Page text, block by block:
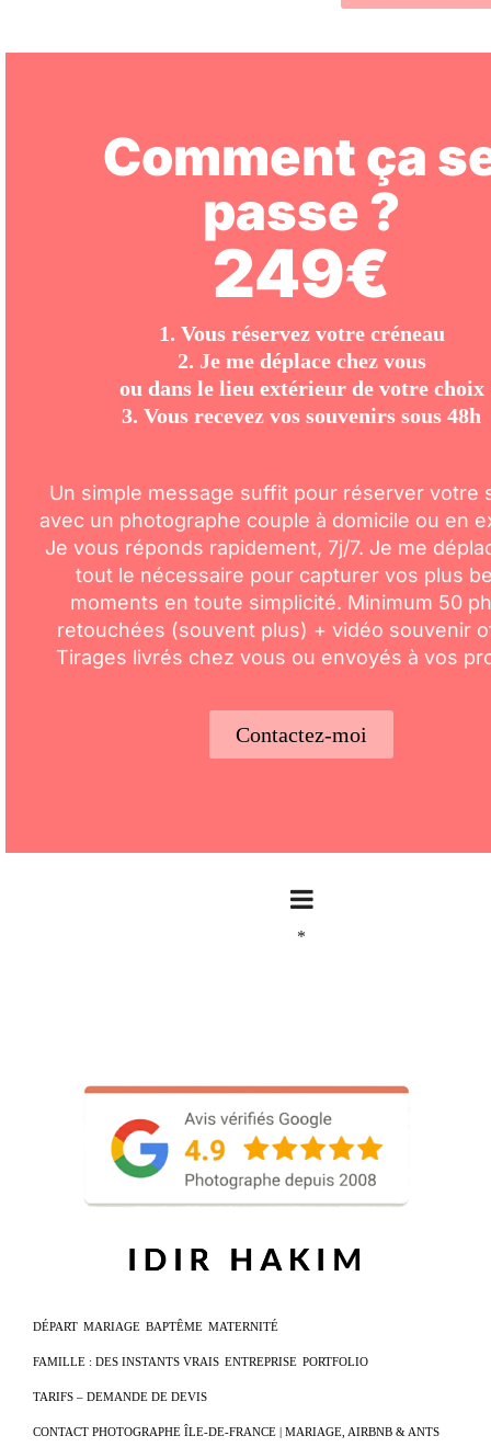
Comment ça
passe ?
249€
1. Vous réservez votre créneau
2. Je me déplace chez vous
ou dans le lieu extérieur de votre choix
3. Vous recevez vos souvenirs sous 48h
Un simple message suffit pour réserver votre
avec un photographe couple à domicile ou en
Je vous réponds rapidement, 7j/7. Je me
tout le nécessaire pour capturer vos plus
moments en toute simplicité. Minimum 50
retouchées (souvent plus) + vidéo souvenir
Tirages livrés chez vous ou envoyés à vos
Contactez-moi
*
DÉPART MARIAGE BAPTÊME MATERNITÉ
FAMILLE : DES INSTANTS VRAIS ENTREPRISE PORTFOLIO
TARIFS – DEMANDE DE DEVIS
CONTACT PHOTOGRAPHE ÎLE-DE-FRANCE | MARIAGE, AIRBNB & ANTS